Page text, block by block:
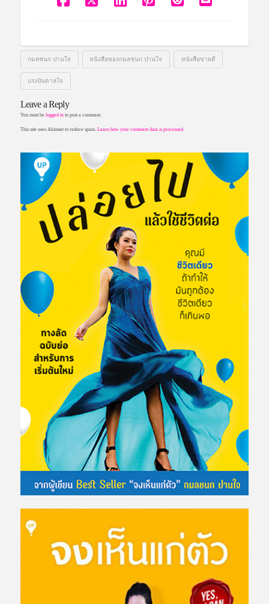
กมลชนก ปานใจ หนังสือของกมลชนก ปานใจ หนังสือขายดี
แรงบันดาลใจ
Leave a Reply
You must be logged into post a comment.
This site uses Akismet to reduce spam. Learn how your comment data is processed.